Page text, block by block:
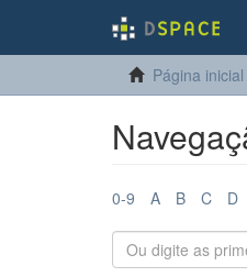
Página inicial
0-9 A B C D